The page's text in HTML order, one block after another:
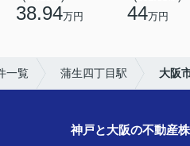
38.94万円 44万円
一覧 蒲生四丁目駅 大阪
神戸と大阪の不動産